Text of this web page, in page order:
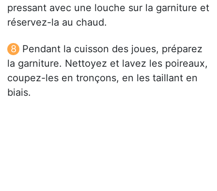
pressant avec une louche sur la garniture et
réservez-la au chaud.
Pendant la cuisson des joues, préparez
la garniture. Nettoyez et lavez les poireaux,
coupez-les en tronçons, en les taillant en
biais.